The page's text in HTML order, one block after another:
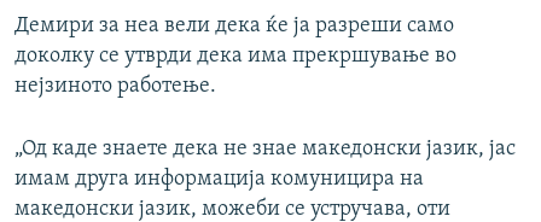
720p 1080p
720p
Демири за неа вели дека ќе ја разреши само
доколку се утврди дека има прекршување во
нејзиното работење.
„Од каде знаете дека не знае македонски јазик, јас
имам друга информација комуницира на
македонски јазик, можеби се устручава, оти